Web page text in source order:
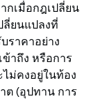
กเมื่อกฎเปลี่ยน
ลี่ยนแปลงที่
ราคาอย่าง
ข้าถึง หรือการ
ม่คงอยู่ในท้อง
ต (อุปทาน การ